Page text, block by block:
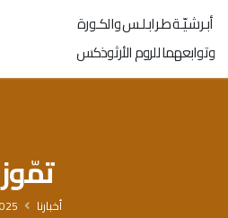
أبـرشـيّـة طـرابـلـس والكـورة
وتوابعهما للروم الأرثوذكس
تمّوز
أخبارنا